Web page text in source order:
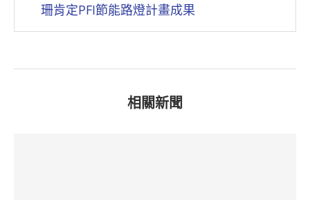
珊肯定PFI節能路燈計畫成果
相關新聞